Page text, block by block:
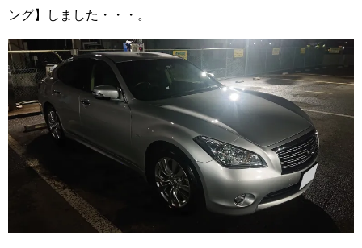
ング】しました・・・。